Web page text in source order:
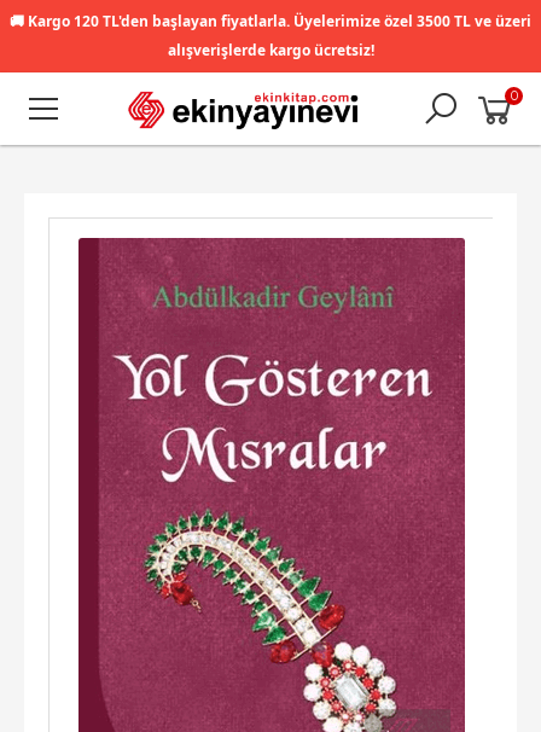
🚚 Kargo 120 TL'den başlayan fiyatlarla. Üyelerimize özel 3500 TL ve üzeri
alışverişlerde kargo ücretsiz!
0